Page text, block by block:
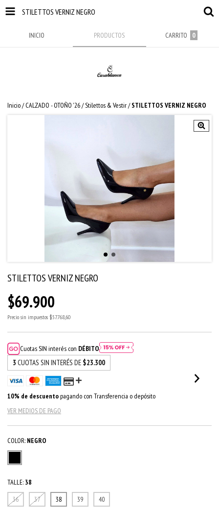
STILETTOS VERNIZ NEGRO
INICIO PRODUCTOS CARRITO 0
Inicio/ CALZADO - OTOÑO '26/Stilettos & Vestir/ STILETTOS VERNIZ NEGRO
STILETTOS VERNIZ NEGRO
$69.900
Precio sin impuestos $57.768,60
Cuotas SIN interés con DÉBITO
3 CUOTAS SIN INTERÉS DE $23.300
10% de descuentopagando con Transferencia o depósito
VER MEDIOS DE PAGO
COLOR: NEGRO
TALLE: 38
36
37 38 39 40